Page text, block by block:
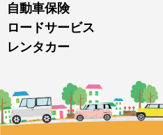
自動車保険
ロードサービス
レンタカー